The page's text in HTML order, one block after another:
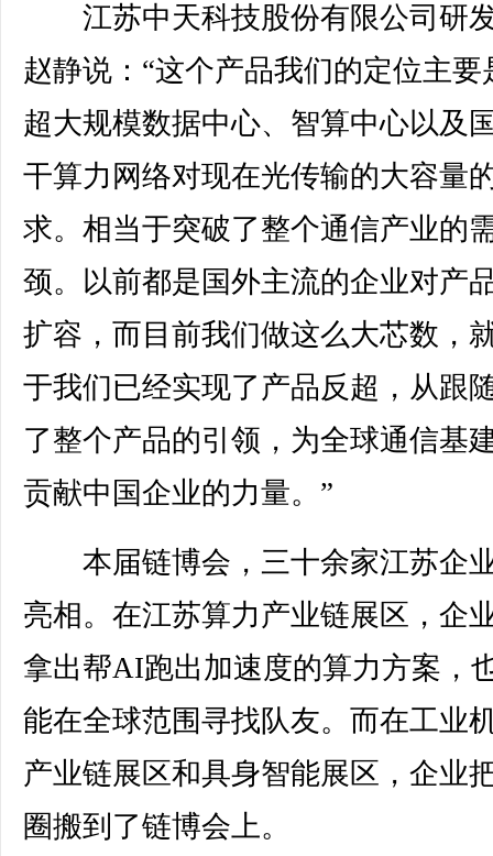
江苏中天科技股份有限公司研
赵静说：“这个产品我们的定位主要
超大规模数据中心、智算中心以及
干算力网络对现在光传输的大容量
求。相当于突破了整个通信产业的
颈。以前都是国外主流的企业对产
扩容，而目前我们做这么大芯数，
于我们已经实现了产品反超，从跟
了整个产品的引领，为全球通信基
贡献中国企业的力量。”
本届链博会，三十余家江苏企
亮相。在江苏算力产业链展区，企
拿出帮AI跑出加速度的算力方案，
能在全球范围寻找队友。而在工业
产业链展区和具身智能展区，企业
圈搬到了链博会上。